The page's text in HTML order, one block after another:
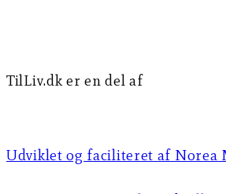
TilLiv.dk er en del af
Udviklet og faciliteret af Norea